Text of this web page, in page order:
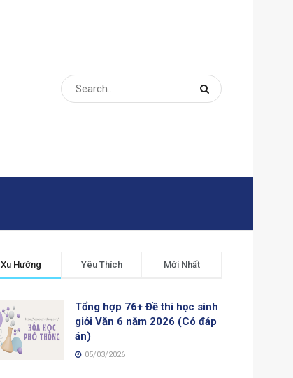
Xu Hướng Yêu Thích Mới Nhất
Tổng hợp 76+ Đề thi học sinh
giỏi Văn 6 năm 2026 (Có đáp
án)
05/03/2026